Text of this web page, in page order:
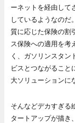
ーネットを経由して
しているようなのだ
質に応じた保険の割
ス保険への適用を考
く、ガソリンスタン
ビスとつながること
大ソリューションに
そんなどデカすぎる
タートアップが描き